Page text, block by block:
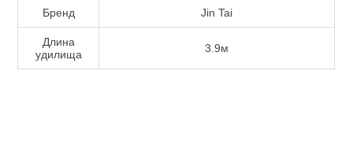
Одежда/Обувь
Бренд Jin Tai
Длина
удилища
3.9м